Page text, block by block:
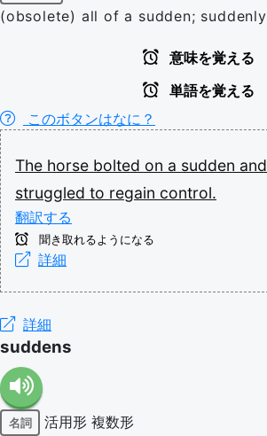
(obsolete) all of a sudden; suddenly
意味を覚える
単語を覚える
このボタンはなに？
The horse bolted on a sudden and
struggled to regain control.
翻訳する
聞き取れるようになる
詳細
詳細
suddens
名詞 活用形 複数形